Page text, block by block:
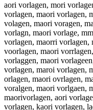
aori vorlagen, mori
vorlagen, maori vorlagen,
volagen, maori voragen,
vorlagn, maori vorlage,
vorlagen, maorri vorlagen,
voorlagen, maori
vorlaggen, maori
vorlagen, maroi vorlagen,
orlagen, maori ovrlagen,
voralgen, maori vorlgaen,
maorivorlagen, aori
vorlagen, kaori vorlagen,